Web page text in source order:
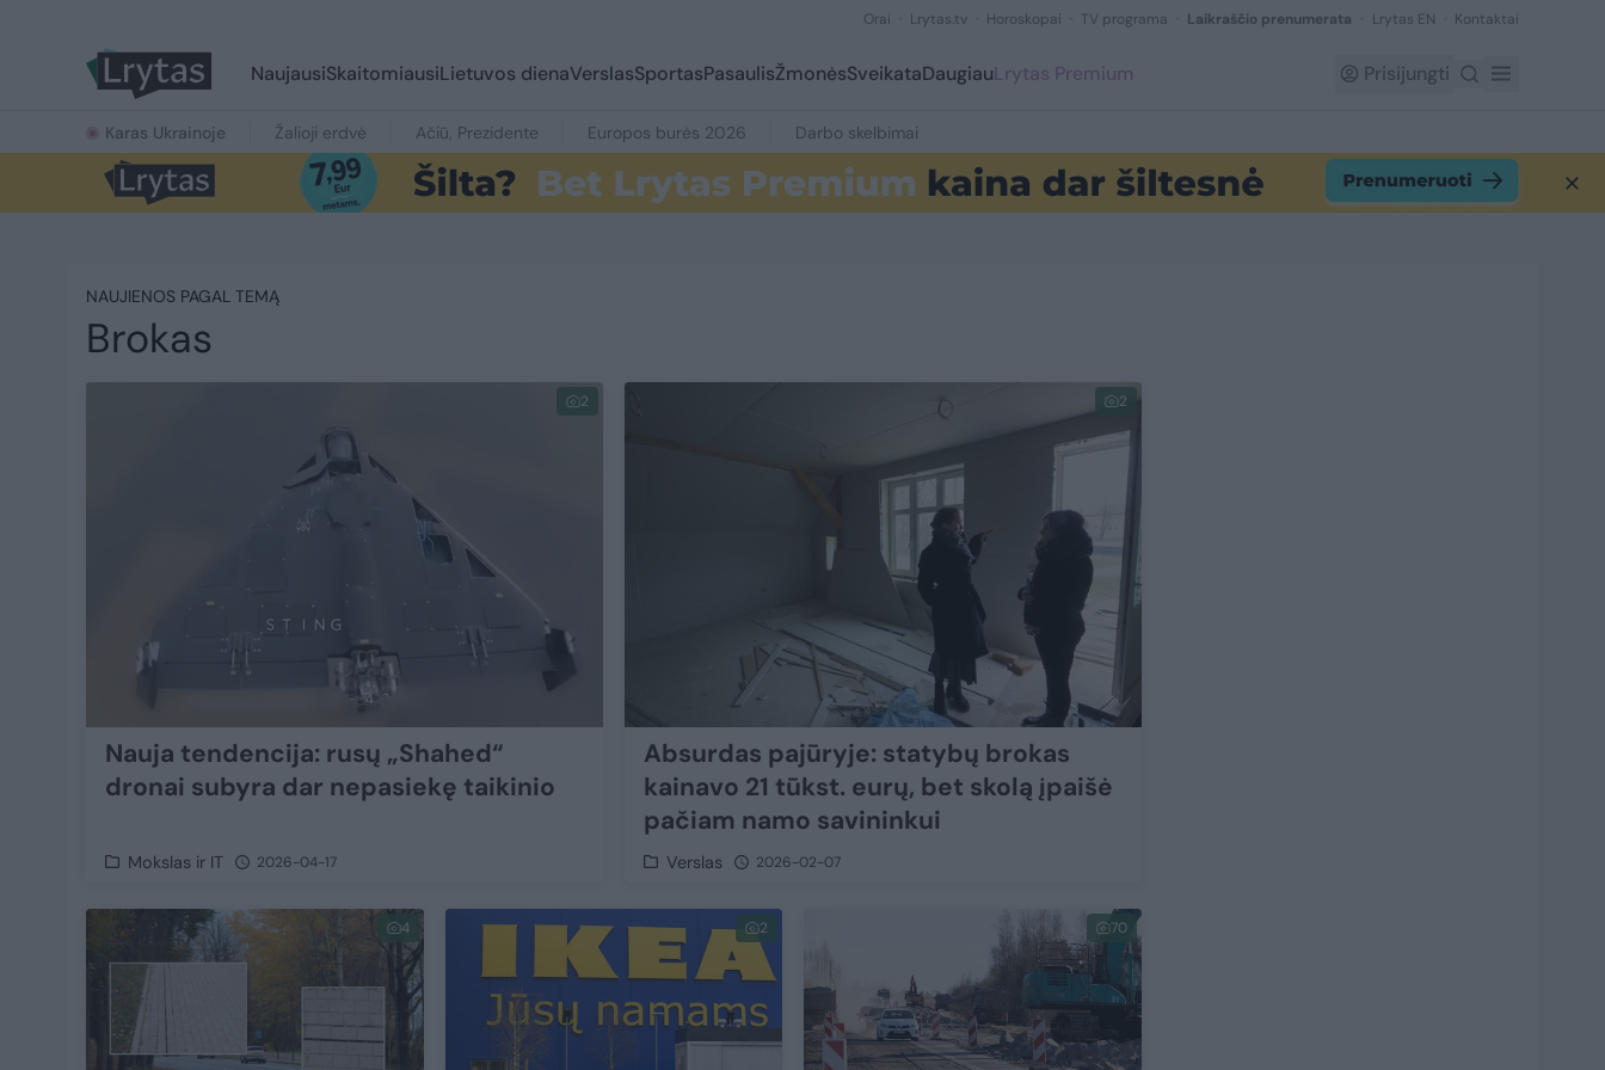
Orai Lrytas.tv Horoskopai TV programa Laikraščio prenumerata Lrytas EN Kontaktai
NaujausiSkaitomiausiLietuvos dienaVerslasSportasPasaulisŽmonėsSveikataDaugiauLrytas Premium Prisijungti
Karas Ukrainoje Žalioji erdvė Ačiū, Prezidente Europos burės 2026 Darbo skelbimai
NAUJIENOS PAGAL TEMĄ
Brokas
2
Nauja tendencija: rusų „Shahed“
dronai subyra dar nepasiekę taikinio
Mokslas ir IT 2026-04-17
2
Absurdas pajūryje: statybų brokas
kainavo 21 tūkst. eurų, bet skolą įpaišė
pačiam namo savininkui
Verslas 2026-02-07
4 2 70